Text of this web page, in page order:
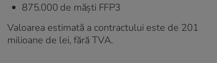
875.000 de măști FFP3
Valoarea estimată a contractului este de 201
milioane de lei, fără TVA.